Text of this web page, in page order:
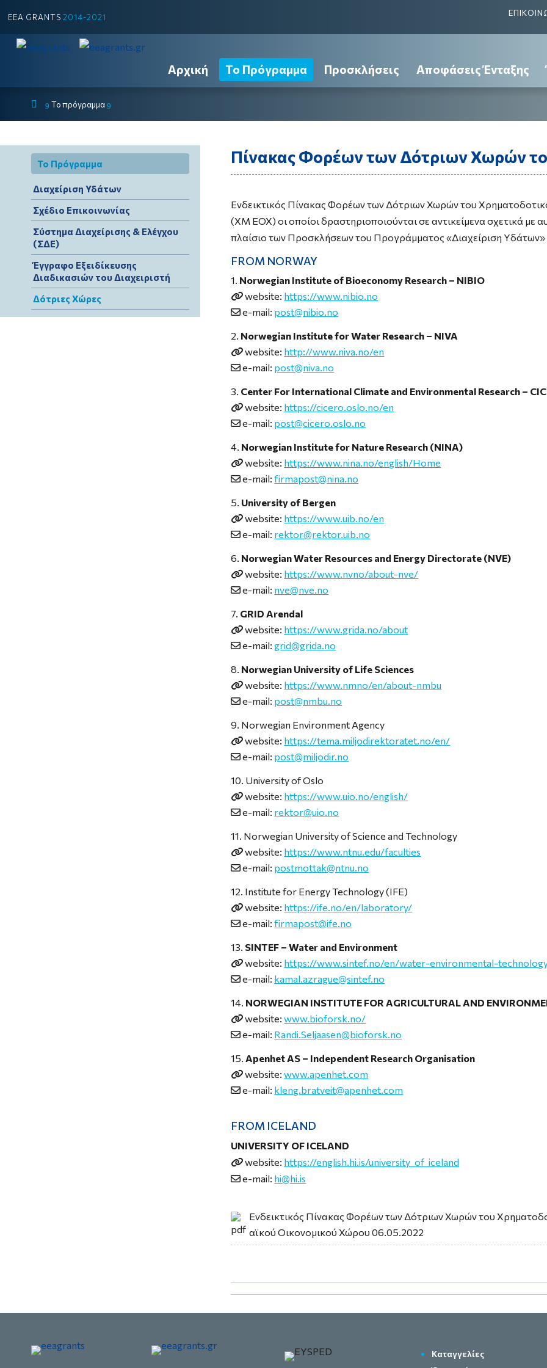
EEA GRANTS2014-2021
Αρχική Το Πρόγραμμα Προσκλήσεις Αποφάσεις Ένταξης
9 Το πρόγραμμα 9
Το Πρόγραμμα
Διαχείριση Υδάτων
Σχέδιο Επικοινωνίας
Σύστημα Διαχείρισης & Ελέγχου
(ΣΔΕ)
Έγγραφο Εξειδίκευσης
Διαδικασιών του Διαχειριστή
Δότριες Χώρες
Πίνακας Φορέων των Δότριων Χωρών
Ενδεικτικός Πίνακας Φορέων των Δότριων Χωρών του
(ΧΜ ΕΟΧ) οι οποίοι δραστηριοποιούνται σε αντικείμενα σχετικά με
πλαίσιο των Προσκλήσεων του Προγράμματος «Διαχείριση
FROM NORWAY
Norwegian Institute of Bioeconomy Research – NIBIO
website: https://www.nibio.no
e-mail: post@nibio.no
Norwegian Institute for Water Research – NIVA
website: http://www.niva.no/en
e-mail: post@niva.no
Center For International Climate and Environmental Research –
website: https://cicero.oslo.no/en
e-mail: post@cicero.oslo.no
Norwegian Institute for Nature Research (NINA)
website: https://www.nina.no/english/Home
e-mail:firmapost@nina.no
University of Bergen
website: https://www.uib.no/en
e-mail: rektor@rektor.uib.no
Norwegian Water Resources and Energy Directorate (NVE)
website: https://www.nvno/about-nve/
e-mail: nve@nve.no
GRID Arendal
website: https://www.grida.no/about
e-mail:grid@grida.no
Norwegian University of Life Sciences
website: https://www.nmno/en/about-nmbu
e-mail: post@nmbu.no
Norwegian Environment Agency
website: https://tema.miljodirektoratet.no/en/
e-mail: post@miljodir.no
University of Oslo
website: https://www.uio.no/english/
e-mail: rektor@uio.no
Norwegian University of Science and Technology
website: https://www.ntnu.edu/faculties
e-mail: postmottak@ntnu.no
Institute for Energy Technology (IFE)
website: https://ife.no/en/laboratory/
e-mail:firmapost@ife.no
SINTEF – Water and Environment
website: https://www.sintef.no/en/water-environmental-
e-mail: kamal.azrague@sintef.no
NORWEGIAN INSTITUTE FOR AGRICULTURAL AND
website:www.bioforsk.no/
e-mail: Randi.Seljaasen@bioforsk.no
Apenhet AS – Independent Research Organisation
website:www.apenhet.com
e-mail: kleng.bratveit@apenhet.com
FROM ICELAND
UNIVERSITY OF ICELAND
website: https://english.hi.is/university_of_iceland
e-mail: hi@hi.is
Ενδεικτικός Πίνακας Φορέων των Δότριων Χωρών του
αϊκού Οικονομικού Χώρου 06.05.2022
Καταγγελίες